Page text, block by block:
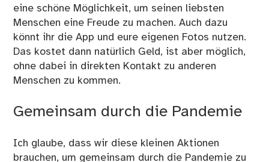
eine schöne Möglichkeit, um seinen liebsten
Menschen eine Freude zu machen. Auch dazu
könnt ihr die App und eure eigenen Fotos nutzen.
Das kostet dann natürlich Geld, ist aber möglich,
ohne dabei in direkten Kontakt zu anderen
Menschen zu kommen.
Gemeinsam durch die Pandemie
Ich glaube, dass wir diese kleinen Aktionen
brauchen, um gemeinsam durch die Pandemie zu